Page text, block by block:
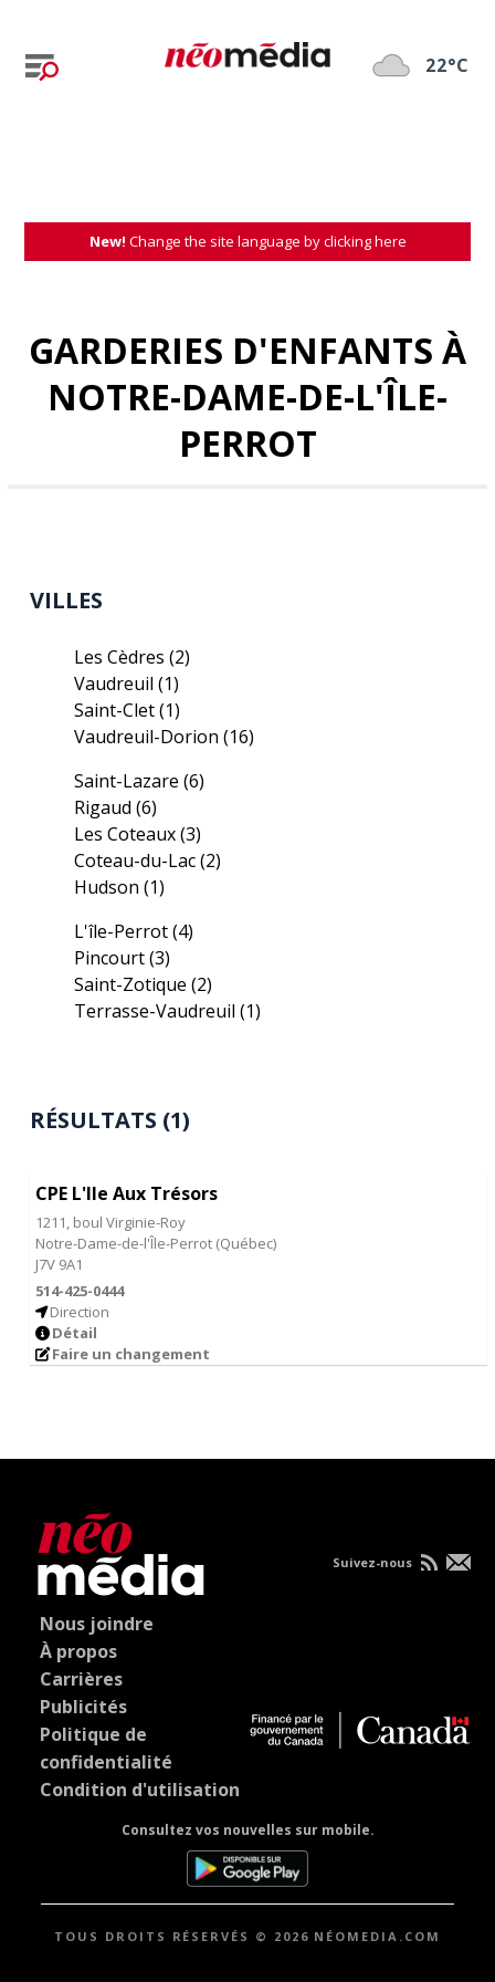
22°C
New! Change the site language by clicking here
GARDERIES D'ENFANTS À
NOTRE-DAME-DE-L'ÎLE-
PERROT
VILLES
Les Cèdres(2)
Vaudreuil(1)
Saint-Clet(1)
Vaudreuil-Dorion(16)
Saint-Lazare(6)
Rigaud(6)
Les Coteaux(3)
Coteau-du-Lac(2)
Hudson(1)
L'île-Perrot(4)
Pincourt(3)
Saint-Zotique(2)
Terrasse-Vaudreuil(1)
RÉSULTATS (1)
CPE L'Ile Aux Trésors
1211, boul Virginie-Roy
Notre-Dame-de-l'Île-Perrot (Québec)
J7V 9A1
514-425-0444
Direction
Détail
Faire un changement
Nous joindre
À propos
Carrières
Publicités
Politique de
confidentialité
Condition d'utilisation
Consultez vos nouvelles sur mobile.
Suivez-nous
TOUS DROITS RÉSERVÉS © 2026 NÉOMEDIA.COM